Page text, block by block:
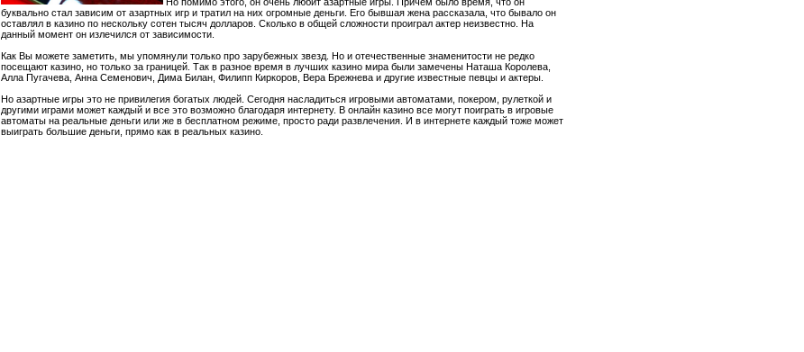
буквально стал зависим от азартных игр и тратил на них огромные деньги. Его бывшая жена рассказала, что бывало он
оставлял в казино по нескольку сотен тысяч долларов. Сколько в общей сложности проиграл актер неизвестно. На
данный момент он излечился от зависимости.
Как Вы можете заметить, мы упомянули только про зарубежных звезд. Но и отечественные знаменитости не редко
посещают казино, но только за границей. Так в разное время в лучших казино мира были замечены Наташа Королева,
Алла Пугачева, Анна Семенович, Дима Билан, Филипп Киркоров, Вера Брежнева и другие известные певцы и актеры.
Но азартные игры это не привилегия богатых людей. Сегодня насладиться игровыми автоматами, покером, рулеткой и
другими играми может каждый и все это возможно благодаря интернету. В онлайн казино все могут поиграть в игровые
автоматы на реальные деньги или же в бесплатном режиме, просто ради развлечения. И в интернете каждый тоже может
выиграть большие деньги, прямо как в реальных казино.